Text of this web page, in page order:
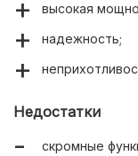
высокая
надежность;
Недостатки
скромные